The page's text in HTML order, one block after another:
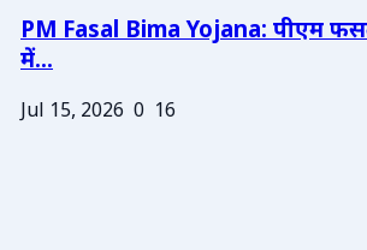
PM Fasal Bima Yojana: पीएम
में...
Jul 15, 2026 0 16